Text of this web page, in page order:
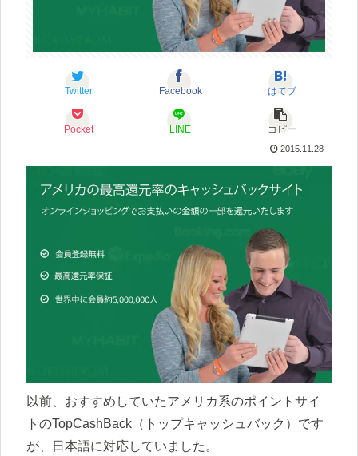
Twitter Facebook はてブ
Pocket LINE コピー
2015.11.28
以前、おすすめしていたアメリカ系のポイントサイ
トのTopCashBack（トップキャッシュバック）です
が、日本語に対応していました。